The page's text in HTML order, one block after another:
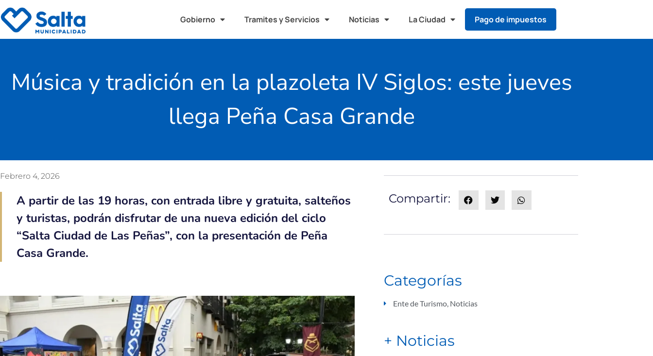
Gobierno Tramites y Servicios Noticias La Ciudad Pago de impuestos
Música y tradición en la plazoleta IV Siglos: este jueves
llega Peña Casa Grande
Febrero 4, 2026
A partir de las 19 horas, con entrada libre y gratuita, salteños
y turistas, podrán disfrutar de una nueva edición del ciclo
“Salta Ciudad de Las Peñas”, con la presentación de Peña
Casa Grande.
Compartir:
Categorías
Ente de Turismo, Noticias
+ Noticias